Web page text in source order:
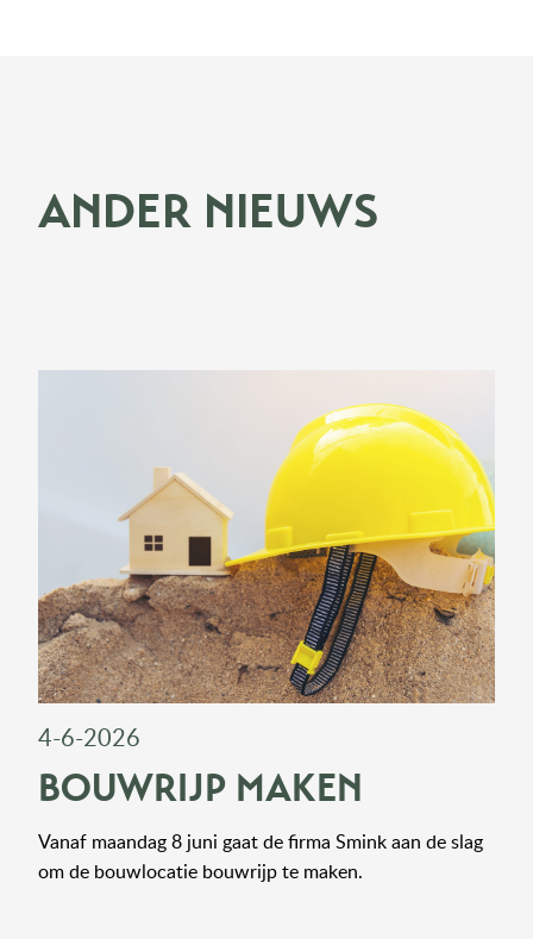
ANDER NIEUWS
4-6-2026
BOUWRIJP MAKEN
Vanaf maandag 8 juni gaat de firma Smink aan de slag
om de bouwlocatie bouwrijp te maken.